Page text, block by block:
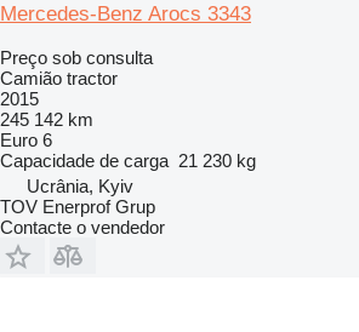
Mercedes-Benz Arocs 3343
Preço sob consulta
Camião tractor
2015
245 142 km
Euro 6
Capacidade de carga 21 230 kg
Ucrânia, Kyiv
TOV Enerprof Grup
Contacte o vendedor